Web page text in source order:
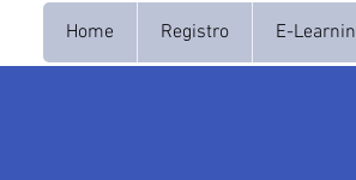
Home Registro E-